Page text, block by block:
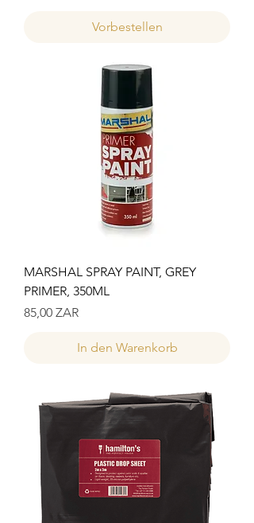
Vorbestellen
MARSHAL SPRAY PAINT, GREY
PRIMER, 350ML
Preis
85,00 ZAR
In den Warenkorb